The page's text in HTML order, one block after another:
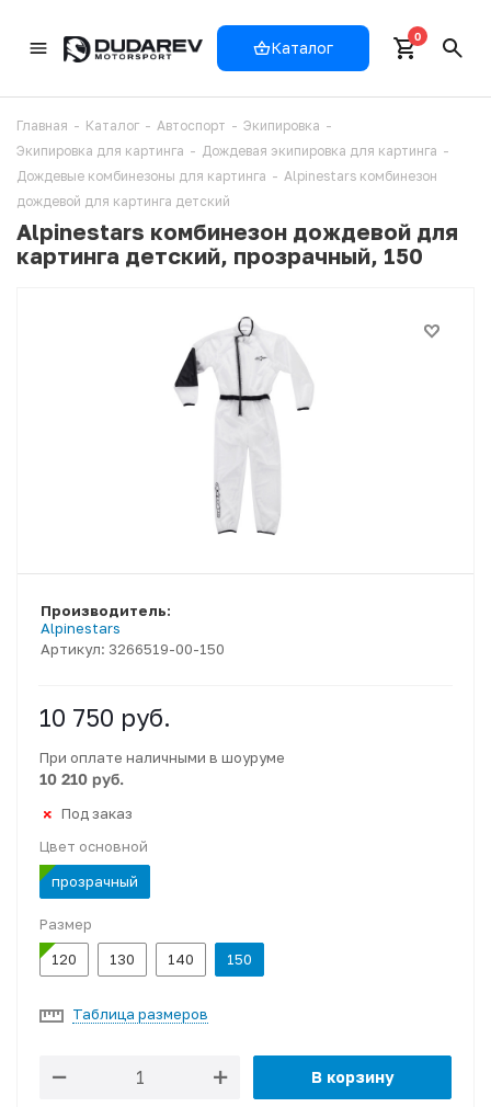
Каталог
0
Главная - Каталог - Автоспорт - Экипировка -
Экипировка для картинга - Дождевая экипировка для картинга -
Дождевые комбинезоны для картинга - Alpinestars комбинезон
дождевой для картинга детский
Alpinestars комбинезон дождевой для
картинга детский, прозрачный, 150
Артикул: 3266519-00-150
Производитель:
Alpinestars
10 750 руб.
При оплате наличными в шоуруме
10 210 руб.
Под заказ
Цвет основной
прозрачный
Размер
120
130 140 150
Таблица размеров
В корзину